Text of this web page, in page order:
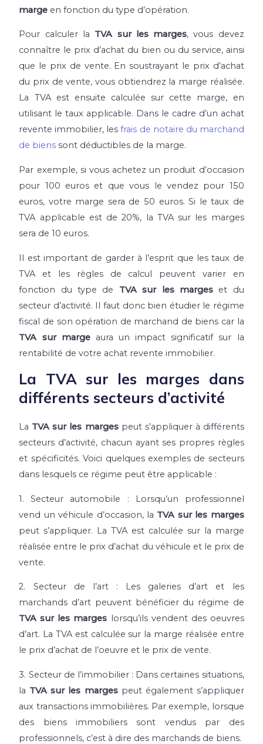
marge en fonction du type d’opération.
Pour calculer la TVA sur les marges, vous devez
connaître le prix d’achat du bien ou du service, ainsi
que le prix de vente. En soustrayant le prix d’achat
du prix de vente, vous obtiendrez la marge réalisée.
La TVA est ensuite calculée sur cette marge, en
utilisant le taux applicable. Dans le cadre d’un achat
revente immobilier, les frais de notaire du marchand
de bienssont déductibles de la marge.
Par exemple, si vous achetez un produit d’occasion
pour 100 euros et que vous le vendez pour 150
euros, votre marge sera de 50 euros. Si le taux de
TVA applicable est de 20%, la TVA sur les marges
sera de 10 euros.
Il est important de garder à l’esprit que les taux de
TVA et les règles de calcul peuvent varier en
fonction du type de TVA sur les margeset du
secteur d’activité. Il faut donc bien étudier le régime
fiscal de son opération de marchand de biens car la
TVA sur margeaura un impact significatif sur la
rentabilité de votre achat revente immobilier.
La TVA sur les marges dans
différents secteurs d’activité
La TVA sur les margespeut s’appliquer à différents
secteurs d’activité, chacun ayant ses propres règles
et spécificités. Voici quelques exemples de secteurs
dans lesquels ce régime peut être applicable :
1. Secteur automobile : Lorsqu’un professionnel
vend un véhicule d’occasion, la TVA sur les marges
peut s’appliquer. La TVA est calculée sur la marge
réalisée entre le prix d’achat du véhicule et le prix de
vente.
2. Secteur de l’art : Les galeries d’art et les
marchands d’art peuvent bénéficier du régime de
TVA sur les marges lorsqu’ils vendent des oeuvres
d’art. La TVA est calculée sur la marge réalisée entre
le prix d’achat de l’oeuvre et le prix de vente.
3. Secteur de l’immobilier : Dans certaines situations,
la TVA sur les margespeut également s’appliquer
aux transactions immobilières. Par exemple, lorsque
des biens immobiliers sont vendus par des
professionnels, c’est à dire des marchands de biens.